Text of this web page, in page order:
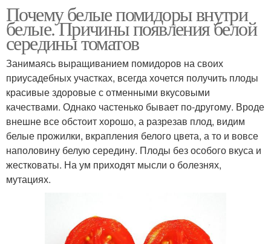
Почему белые помидоры внутри
белые. Причины появления белой
середины томатов
Занимаясь выращиванием помидоров на своих
приусадебных участках, всегда хочется получить плоды
красивые здоровые с отменными вкусовыми
качествами. Однако частенько бывает по-другому. Вроде
внешне все обстоит хорошо, а разрезав плод, видим
белые прожилки, вкрапления белого цвета, а то и вовсе
наполовину белую середину. Плоды без особого вкуса и
жестковаты. На ум приходят мысли о болезнях,
мутациях.